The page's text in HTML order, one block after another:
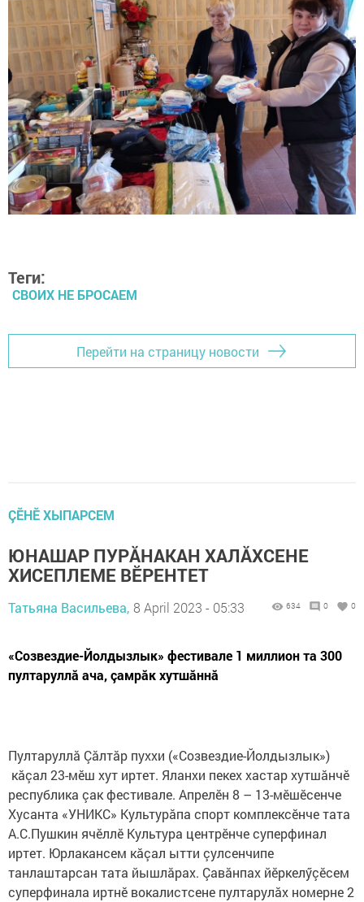
Теги:
СВОИХ НЕ БРОСАЕМ
Перейти на страницу новости
ÇӖНӖ ХЫПАРСЕМ
ЮНАШАР ПУРĂНАКАН ХАЛĂХСЕНЕ
ХИСЕПЛЕМЕ ВӖРЕНТЕТ
Татьяна Васильева, 8 April 2023 - 05:33 634 0 0
«Созвездие-Йолдызлык» фестивале 1 миллион та 300
пултаруллă ача, çамрăк хутшăннă
Пултаруллă Çăлтăр пуххи («Созвездие-Йолдызлык»)
кăçал 23-мӗш хут иртет. Яланхи пекех хастар хутшăнчӗ
республика çак фестивале. Апрелӗн 8 – 13-мӗшӗсенче
Хусанта «УНИКС» Культурăпа спорт комплексӗнче тата
А.С.Пушкин ячӗллӗ Культура центрӗнче суперфинал
иртет. Юрлакансем кăçал ытти çулсенчипе
танлаштарсан тата йышлăрах. Çавăнпах йӗркелӳçӗсем
суперфинала иртнӗ вокалистсене пултарулăх номерне 2